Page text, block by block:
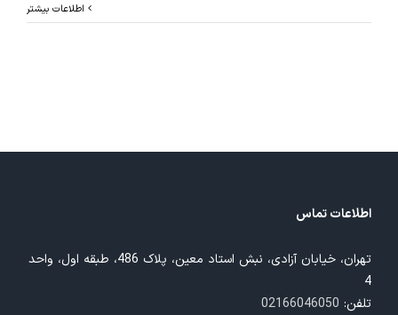
اطلاعات بیشتر
اطلاعات تماس
تهران، خیابان آزادی، نبش استاد معین، پلاک 486، طبقه اول، واحد
4
تلفن: 02166046050